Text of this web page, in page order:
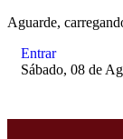
Aguarde,
Entrar
Sábado, 08 de